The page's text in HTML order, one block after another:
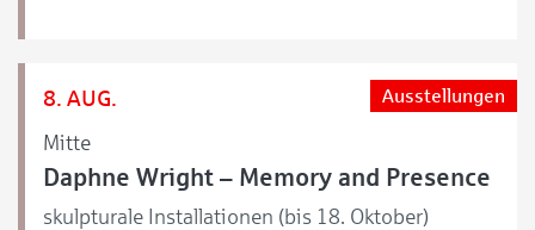
8. AUG.
Mitte
Ausstellungen
Daphne Wright – Memory and Presence
skulpturale Installationen (bis 18. Oktober)